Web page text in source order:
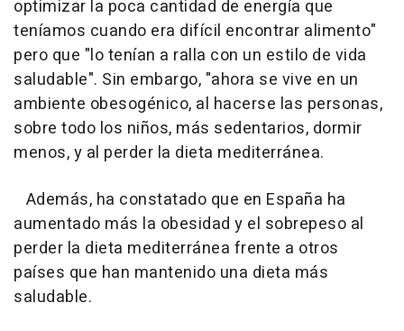
optimizar la poca cantidad de energía que
teníamos cuando era difícil encontrar alimento"
pero que "lo tenían a ralla con un estilo de vida
saludable". Sin embargo, "ahora se vive en un
ambiente obesogénico, al hacerse las personas,
sobre todo los niños, más sedentarios, dormir
menos, y al perder la dieta mediterránea.
Además, ha constatado que en España ha
aumentado más la obesidad y el sobrepeso al
perder la dieta mediterránea frente a otros
países que han mantenido una dieta más
saludable.